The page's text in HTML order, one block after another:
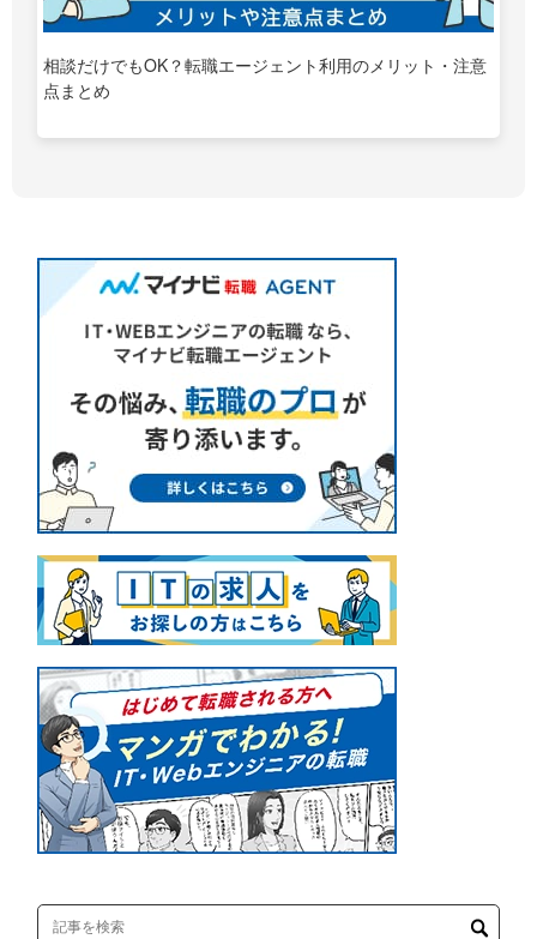
相談だけでもOK？転職エージェント利用のメリット・注意
点まとめ